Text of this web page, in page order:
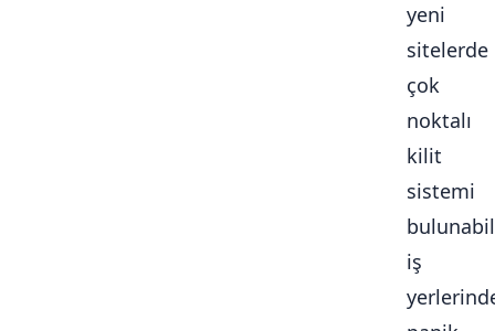
yeni
sitelerde
çok
noktalı
kilit
sistemi
iş